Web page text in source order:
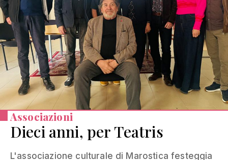
Associazioni
Dieci anni, per Teatris
L'associazione culturale di Marostica festeggia